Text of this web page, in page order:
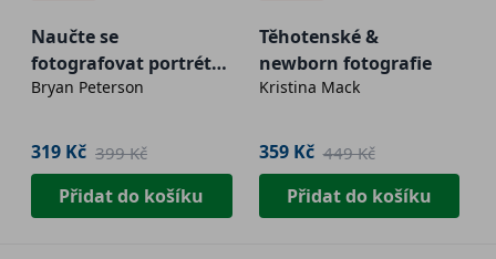
Naučte se
fotografovat portrét
kreativně
Bryan Peterson
319 Kč 399 Kč
Přidat do košíku
Těhotenské &
newborn fotografie
Kristina Mack
359 Kč 449 Kč
Přidat do košíku